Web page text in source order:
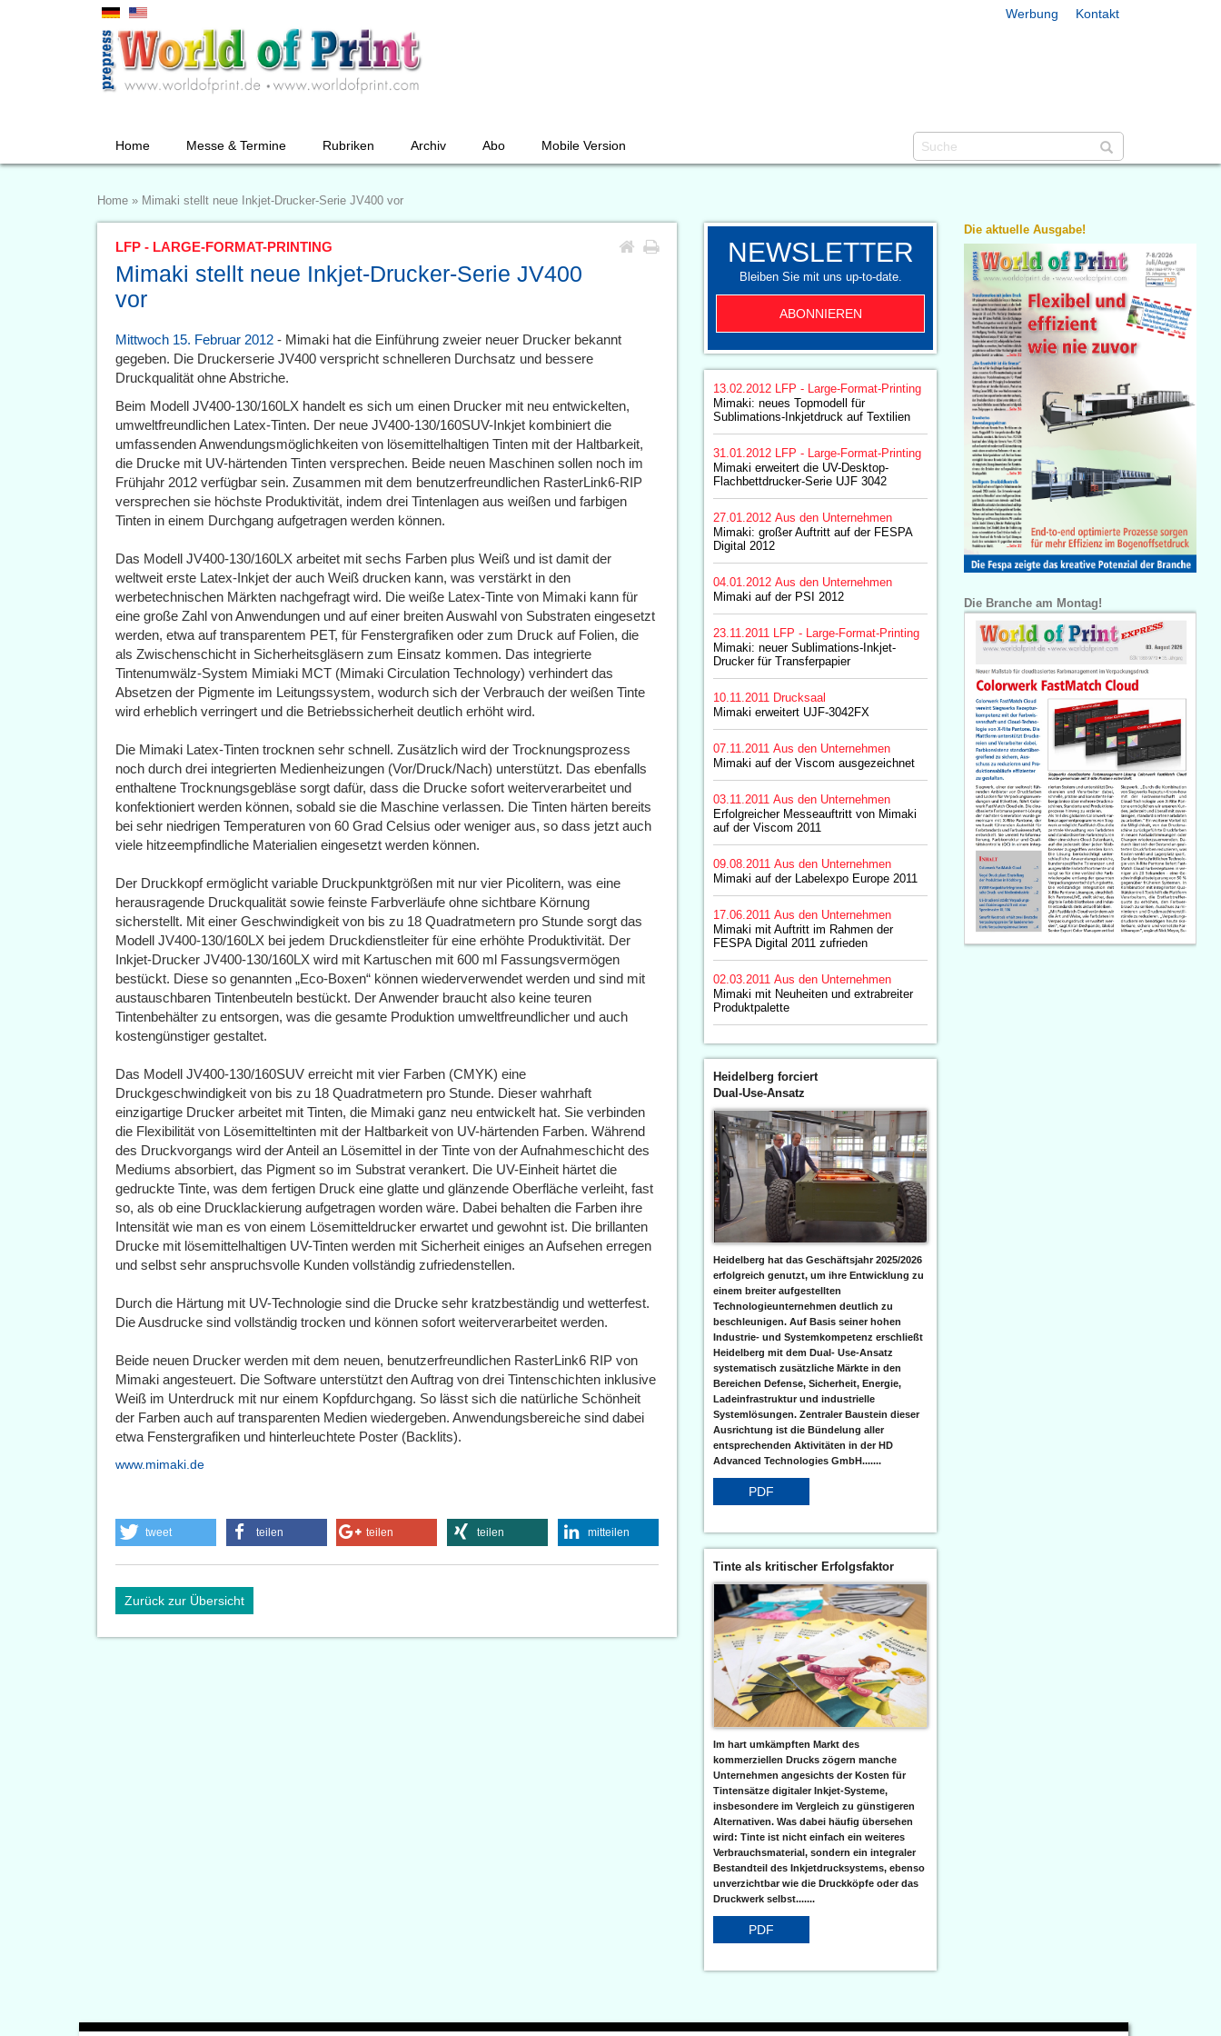
Werbung Kontakt
Home Messe & Termine Rubriken Archiv Abo Mobile Version
Home » Mimaki stellt neue Inkjet-Drucker-Serie JV400 vor
LFP - LARGE-FORMAT-PRINTING
Mimaki stellt neue Inkjet-Drucker-Serie JV400
vor
Mittwoch 15. Februar 2012 - Mimaki hat die Einführung zweier neuer Drucker bekannt
gegeben. Die Druckerserie JV400 verspricht schnelleren Durchsatz und bessere
Druckqualität ohne Abstriche.
Beim Modell JV400-130/160LX handelt es sich um einen Drucker mit neu entwickelten,
umweltfreundlichen Latex-Tinten. Der neue JV400-130/160SUV-Inkjet kombiniert die
umfassenden Anwendungsmöglichkeiten von lösemittelhaltigen Tinten mit der Haltbarkeit,
die Drucke mit UV-härtenden Tinten versprechen. Beide neuen Maschinen sollen noch im
Frühjahr 2012 verfügbar sein. Zusammen mit dem benutzerfreundlichen RasterLink6-RIP
versprechen sie höchste Produktivität, indem drei Tintenlagen aus weißen und farbigen
Tinten in einem Durchgang aufgetragen werden können.
Das Modell JV400-130/160LX arbeitet mit sechs Farben plus Weiß und ist damit der
weltweit erste Latex-Inkjet der auch Weiß drucken kann, was verstärkt in den
werbetechnischen Märkten nachgefragt wird. Die weiße Latex-Tinte von Mimaki kann für
eine große Zahl von Anwendungen und auf einer breiten Auswahl von Substraten eingesetzt
werden, etwa auf transparentem PET, für Fenstergrafiken oder zum Druck auf Folien, die
als Zwischenschicht in Sicherheitsgläsern zum Einsatz kommen. Das integrierte
Tintenumwälz-System Mimiaki MCT (Mimaki Circulation Technology) verhindert das
Absetzen der Pigmente im Leitungssystem, wodurch sich der Verbrauch der weißen Tinte
wird erheblich verringert und die Betriebssicherheit deutlich erhöht wird.
Die Mimaki Latex-Tinten trocknen sehr schnell. Zusätzlich wird der Trocknungsprozess
noch durch drei integrierten Medienheizungen (Vor/Druck/Nach) unterstützt. Das ebenfalls
enthaltene Trocknungsgebläse sorgt dafür, dass die Drucke sofort weiterverarbeitet und
konfektioniert werden können, sobald sie die Maschine verlassen. Die Tinten härten bereits
bei sehr niedrigen Temperaturen von 60 Grad Celsius oder weniger aus, so dass jetzt auch
viele hitzeempfindliche Materialien eingesetzt werden können.
Der Druckkopf ermöglicht variable Druckpunktgrößen mit nur vier Picolitern, was eine
herausragende Druckqualität sowie feinste Farbverläufe ohne sichtbare Körnung
sicherstellt. Mit einer Geschwindigkeit von bis zu 18 Quadratmetern pro Stunde sorgt das
Modell JV400-130/160LX bei jedem Druckdienstleiter für eine erhöhte Produktivität. Der
Inkjet-Drucker JV400-130/160LX wird mit Kartuschen mit 600 ml Fassungsvermögen
bestückt. Diese so genannten „Eco-Boxen“ können wiederverwendet werden und sind mit
austauschbaren Tintenbeuteln bestückt. Der Anwender braucht also keine teuren
Tintenbehälter zu entsorgen, was die gesamte Produktion umweltfreundlicher und auch
kostengünstiger gestaltet.
Das Modell JV400-130/160SUV erreicht mit vier Farben (CMYK) eine
Druckgeschwindigkeit von bis zu 18 Quadratmetern pro Stunde. Dieser wahrhaft
einzigartige Drucker arbeitet mit Tinten, die Mimaki ganz neu entwickelt hat. Sie verbinden
die Flexibilität von Lösemitteltinten mit der Haltbarkeit von UV-härtenden Farben. Während
des Druckvorgangs wird der Anteil an Lösemittel in der Tinte von der Aufnahmeschicht des
Mediums absorbiert, das Pigment so im Substrat verankert. Die UV-Einheit härtet die
gedruckte Tinte, was dem fertigen Druck eine glatte und glänzende Oberfläche verleiht, fast
so, als ob eine Drucklackierung aufgetragen worden wäre. Dabei behalten die Farben ihre
Intensität wie man es von einem Lösemitteldrucker erwartet und gewohnt ist. Die brillanten
Drucke mit lösemittelhaltigen UV-Tinten werden mit Sicherheit einiges an Aufsehen erregen
und selbst sehr anspruchsvolle Kunden vollständig zufriedenstellen.
Durch die Härtung mit UV-Technologie sind die Drucke sehr kratzbeständig und wetterfest.
Die Ausdrucke sind vollständig trocken und können sofort weiterverarbeitet werden.
Beide neuen Drucker werden mit dem neuen, benutzerfreundlichen RasterLink6 RIP von
Mimaki angesteuert. Die Software unterstützt den Auftrag von drei Tintenschichten inklusive
Weiß im Unterdruck mit nur einem Kopfdurchgang. So lässt sich die natürliche Schönheit
der Farben auch auf transparenten Medien wiedergeben. Anwendungsbereiche sind dabei
etwa Fenstergrafiken und hinterleuchtete Poster (Backlits).
www.mimaki.de
tweet teilen teilen teilen mitteilen
Zurück zur Übersicht
NEWSLETTER
Bleiben Sie mit uns up-to-date.
ABONNIEREN
13.02.2012
LFP - Large-Format-Printing
Mimaki: neues Topmodell für
Sublimations-Inkjetdruck auf Textilien
31.01.2012
LFP - Large-Format-Printing
Mimaki erweitert die UV-Desktop-
Flachbettdrucker-Serie UJF 3042
27.01.2012 Aus den Unternehmen
Mimaki: großer Auftritt auf der FESPA
Digital 2012
04.01.2012 Aus den Unternehmen
Mimaki auf der PSI 2012
23.11.2011
LFP - Large-Format-Printing
Mimaki: neuer Sublimations-Inkjet-
Drucker für Transferpapier
10.11.2011
Drucksaal
Mimaki erweitert UJF-3042FX
07.11.2011 Aus den Unternehmen
Mimaki auf der Viscom ausgezeichnet
03.11.2011 Aus den Unternehmen
Erfolgreicher Messeauftritt von Mimaki
auf der Viscom 2011
09.08.2011 Aus den Unternehmen
Mimaki auf der Labelexpo Europe 2011
17.06.2011 Aus den Unternehmen
Mimaki mit Auftritt im Rahmen der
FESPA Digital 2011 zufrieden
02.03.2011 Aus den Unternehmen
Mimaki mit Neuheiten und extrabreiter
Produktpalette
Heidelberg forciert
Dual-Use-Ansatz
Heidelberg hat das Geschäftsjahr 2025/2026
erfolgreich genutzt, um ihre Entwicklung zu
einem breiter aufgestellten
Technologieunternehmen deutlich zu
beschleunigen. Auf Basis seiner hohen
Industrie- und Systemkompetenz erschließt
Heidelberg mit dem Dual- Use-Ansatz
systematisch zusätzliche Märkte in den
Bereichen Defense, Sicherheit, Energie,
Ladeinfrastruktur und industrielle
Systemlösungen. Zentraler Baustein dieser
Ausrichtung ist die Bündelung aller
entsprechenden Aktivitäten in der HD
Advanced Technologies GmbH.......
PDF
Tinte als kritischer Erfolgsfaktor
Im hart umkämpften Markt des
kommerziellen Drucks zögern manche
Unternehmen angesichts der Kosten für
Tintensätze digitaler Inkjet-Systeme,
insbesondere im Vergleich zu günstigeren
Alternativen. Was dabei häufig übersehen
wird: Tinte ist nicht einfach ein weiteres
Verbrauchsmaterial, sondern ein integraler
Bestandteil des Inkjetdrucksystems, ebenso
unverzichtbar wie die Druckköpfe oder das
Druckwerk selbst.......
PDF
Die aktuelle Ausgabe!
Die Branche am Montag!